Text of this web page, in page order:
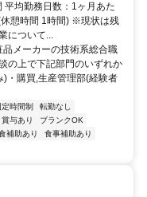
平均勤務日数：1ヶ月あた
憩時間 1時間) ※現状は残
について...
メーカーの技術系総合職
の上で下記部門のいずれか
・購買,生産管理部(経験者
定時間制
転勤なし
賞与あり
ブランクOK
補助あり
食事補助あり